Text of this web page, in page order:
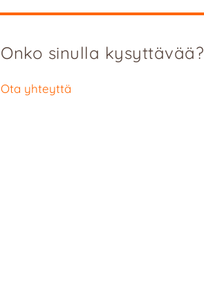
Onko sinulla kysyttävää?
Ota yhteyttä